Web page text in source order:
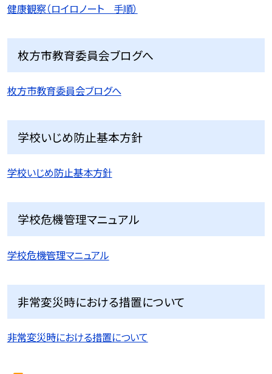
健康観察（ロイロノート 手順）
枚方市教育委員会ブログへ
枚方市教育委員会ブログへ
学校いじめ防止基本方針
学校いじめ防止基本方針
学校危機管理マニュアル
学校危機管理マニュアル
非常変災時における措置について
非常変災時における措置について